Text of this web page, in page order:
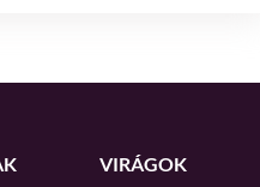
VIRÁGOK